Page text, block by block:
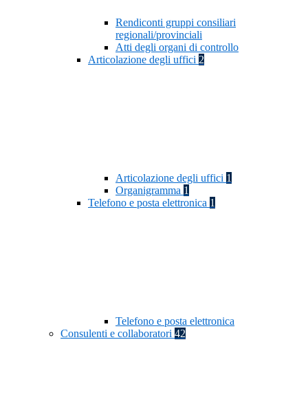
Rendiconti gruppi consiliari
regionali/provinciali
Atti degli organi di controllo
Articolazione degli uffici 2
Articolazione degli uffici 1
Organigramma 1
Telefono e posta elettronica 1
Telefono e posta elettronica
Consulenti e collaboratori 42